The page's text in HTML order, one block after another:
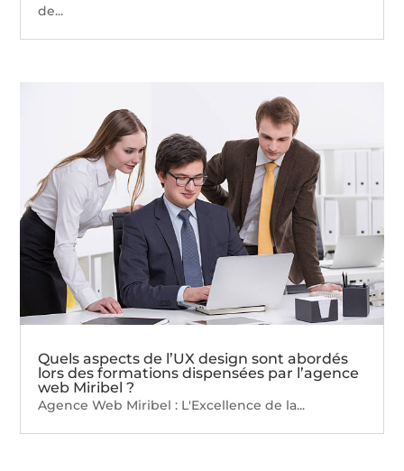
de...
Quels aspects de l’UX design sont abordés
lors des formations dispensées par l’agence
web Miribel ?
Agence Web Miribel : L'Excellence de la...